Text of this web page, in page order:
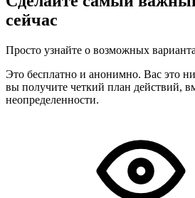
сейчас
Просто узнайте о возможных
Это бесплатно и анонимно. Вас это
вы получите четкий план действий,
неопределенности.